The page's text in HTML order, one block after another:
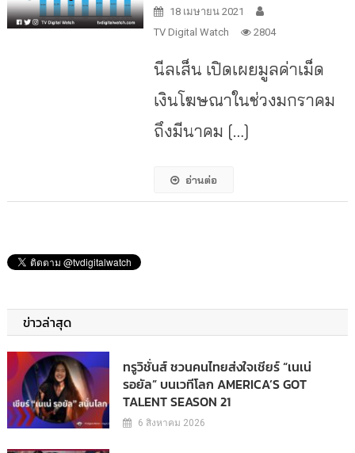
18 เมษายน 2021
TV Digital Watch
2804
นีลเส็น เปิดเผยมูลค่าเม็ด
เงินโฆษณาในช่วงมกราคม
ถึงมีนาคม […]
อ่านต่อ
ข่าวล่าสุด
ทรูวิชั่นส์ ชวนคนไทยส่งใจเชียร์ “เนเน่
รอยัล” บนเวทีโลก AMERICA’S GOT
TALENT SEASON 21
6 สิงหาคม 2026